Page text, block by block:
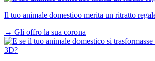
Il tuo animale domestico merita un ritratto
→ Gli offro la sua corona